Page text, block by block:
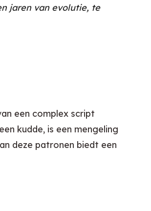
jaren van evolutie, te
een complex script
kudde, is een mengeling
deze patronen biedt een